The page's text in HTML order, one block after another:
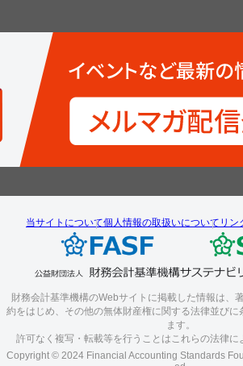
当サイトについて個人情報の取扱いについて リン
財務会計基準機構のWebサイトに掲載した情報は、
約をはじめ、その他の無体財産権に関する法律並び
ます。
許可なく複写・転載等を行うことはこれらの法律に
Copyright © 2024 Financial Accounting Standards